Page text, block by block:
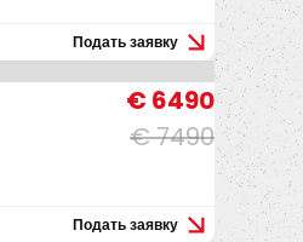
Подать заявку
€ 7490
€ 6490
Подать заявку